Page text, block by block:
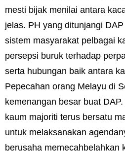
mesti bijak menilai antara
jelas. PH yang ditunjangi
sistem masyarakat pelbagai
persepsi buruk terhadap
serta hubungan baik antara
Pepecahan orang Melayu di
kemenangan besar buat
kaum majoriti terus bersatu
untuk melaksanakan
berusaha memecahbelahkan